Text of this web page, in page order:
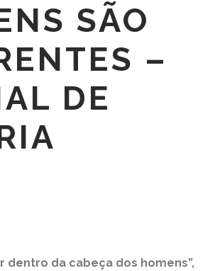
SÃO
–
DE
dentro da cabeça dos homens”,